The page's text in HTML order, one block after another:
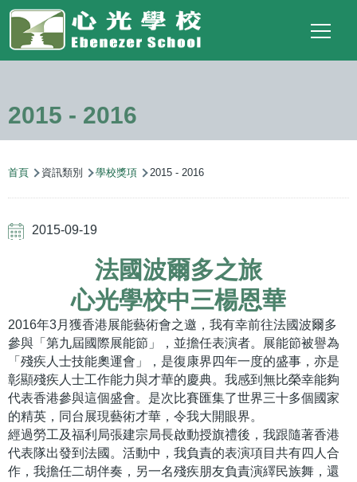
移至主內容
Top
Social
Link
Language
switcher
Main
navigation
2015 - 2016
導
結
首頁 資訊類別 學校獎項 2015 - 2016
2015-09-19
法國波爾多之旅
心光學校中三楊恩華
2016年3月獲香港展能藝術會之邀，我有幸前往法國波爾多
參與「第九屆國際展能節」，並擔任表演者。展能節被譽為
「殘疾人士技能奧運會」，是復康界四年一度的盛事，亦是
彰顯殘疾人士工作能力與才華的慶典。我感到無比榮幸能夠
代表香港參與這個盛會。是次比賽匯集了世界三十多個國家
的精英，同台展現藝術才華，令我大開眼界。
經過勞工及福利局張建宗局長啟動授旗禮後，我跟隨著香港
代表隊出發到法國。活動中，我負責的表演項目共有四人合
作，我擔任二胡伴奏，另一名殘疾朋友負責演繹民族舞，還